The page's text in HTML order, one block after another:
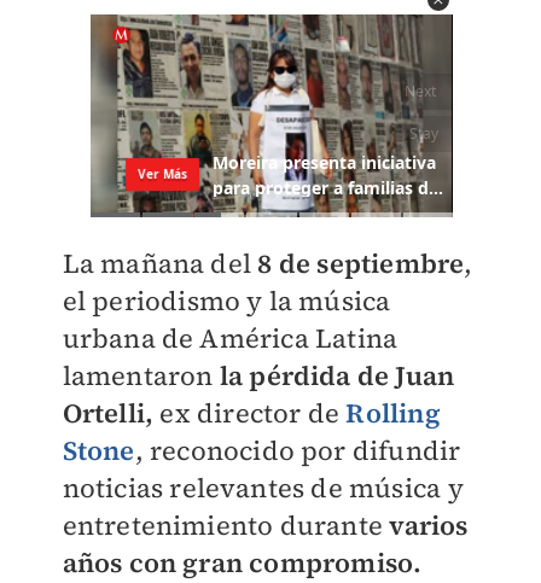
La mañana del 8 de septiembre,
el periodismo y la música
urbana de América Latina
lamentaron la pérdida de Juan
Ortelli, ex director deRolling
Stone, reconocido por difundir
noticias relevantes de música y
entretenimiento durante varios
años con gran compromiso.